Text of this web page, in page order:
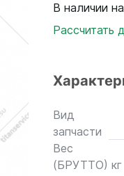
В наличии
Рассчитать
Вид
запчасти
Вес
(БРУТТО) кг